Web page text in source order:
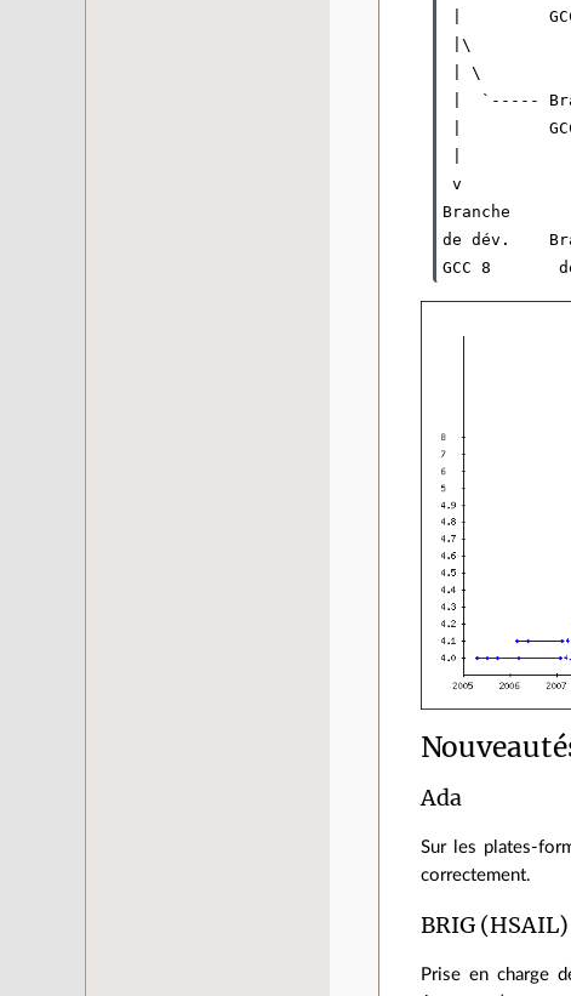
|         GCC
|\
| \
|  `-----
|         GCC
v
Branche
de dév.
Ada
Sur les
correctement.
BRIG (HSAIL)
Prise en charge